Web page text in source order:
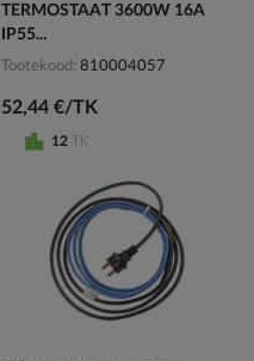
TERMOSTAAT 3600W 16A
IP55...
Tootekood 810004057
52,44 €/TK
12 TK